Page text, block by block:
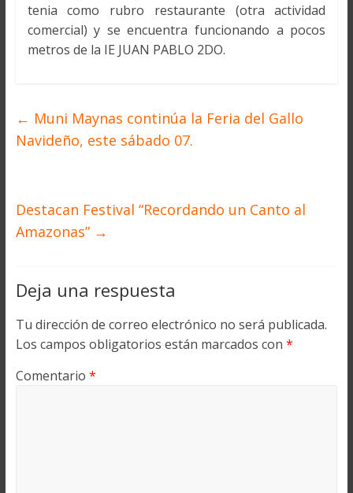
tenia como rubro restaurante (otra actividad
comercial) y se encuentra funcionando a pocos
metros de la IE JUAN PABLO 2DO.
← Muni Maynas continúa la Feria del Gallo
Navideño, este sábado 07.
Destacan Festival “Recordando un Canto al
Amazonas” →
Deja una respuesta
Tu dirección de correo electrónico no será publicada.
Los campos obligatorios están marcados con *
Comentario *